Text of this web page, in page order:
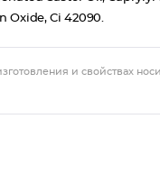
Oxide, Ci 42090.
и свойствах